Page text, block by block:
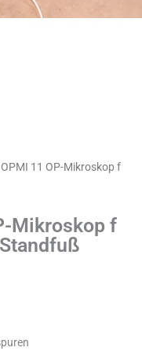
11 OP-Mikroskop f
Mikroskop f